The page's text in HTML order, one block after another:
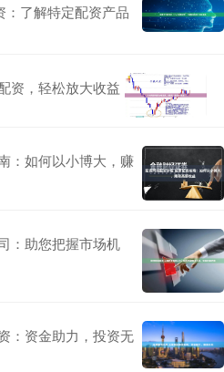
：了解特定配资产品
资，轻松放大收益
：如何以小博大，赚
：助您把握市场机
：资金助力，投资无